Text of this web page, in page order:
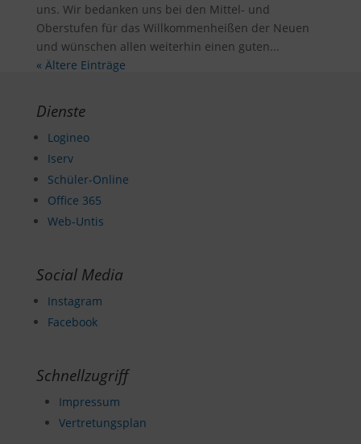
uns. Wir bedanken uns bei den Mittel- und
Oberstufen für das Willkommenheißen der Neuen
und wünschen allen weiterhin einen guten...
« Ältere Einträge
Dienste
Logineo
Iserv
Schüler-Online
Office 365
Web-Untis
Social Media
Instagram
Facebook
Schnellzugriff
Impressum
Vertretungsplan